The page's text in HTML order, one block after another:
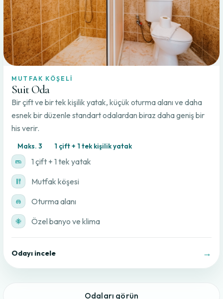
MUTFAK KÖŞELI
Suit Oda
Bir çift ve bir tek kişilik yatak, küçük oturma alanı ve daha
esnek bir düzenle standart odalardan biraz daha geniş bir
his verir.
Maks. 3 1 çift + 1 tek kişilik yatak
1 çift + 1 tek yatak
Mutfak köşesi
Oturma alanı
Özel banyo ve klima
Odayı incele →
Odaları görün